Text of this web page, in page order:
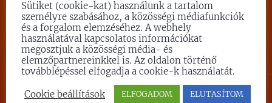
Sütiket (cookie-kat) használunk a tartalom
személyre szabásához, a közösségi médiafunkciók
és a forgalom elemzéséhez. A webhely
használatával kapcsolatos információkat
megosztjuk a közösségi média- és
elemzőpartnereinkkel is. Az oldalon történő
továbblépéssel elfogadja a cookie-k használatát.
Cookie beállítások ELFOGADOM ELUTASÍTOM